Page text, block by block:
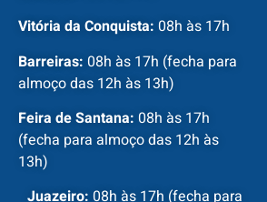
Vitória da Conquista: 08h às 17h
Barreiras: 08h às 17h (fecha para
almoço das 12h às 13h)
Feira de Santana: 08h às 17h
(fecha para almoço das 12h às
13h)
Juazeiro: 08h às 17h (fecha para